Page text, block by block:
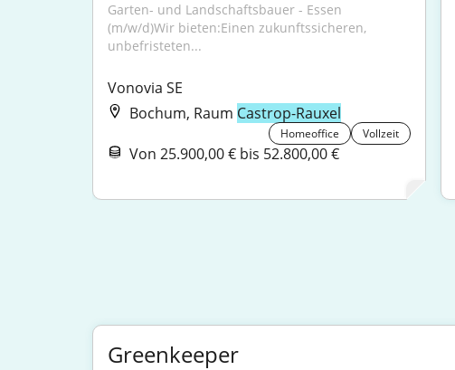
Garten- und Landschaftsbauer - Essen
(m/w/d)Wir bieten:Einen zukunftssicheren,
unbefristeten...
Vonovia SE
Bochum, Raum Castrop-Rauxel
Homeoffice Vollzeit
Von 25.900,00 € bis 52.800,00 €
Greenkeeper